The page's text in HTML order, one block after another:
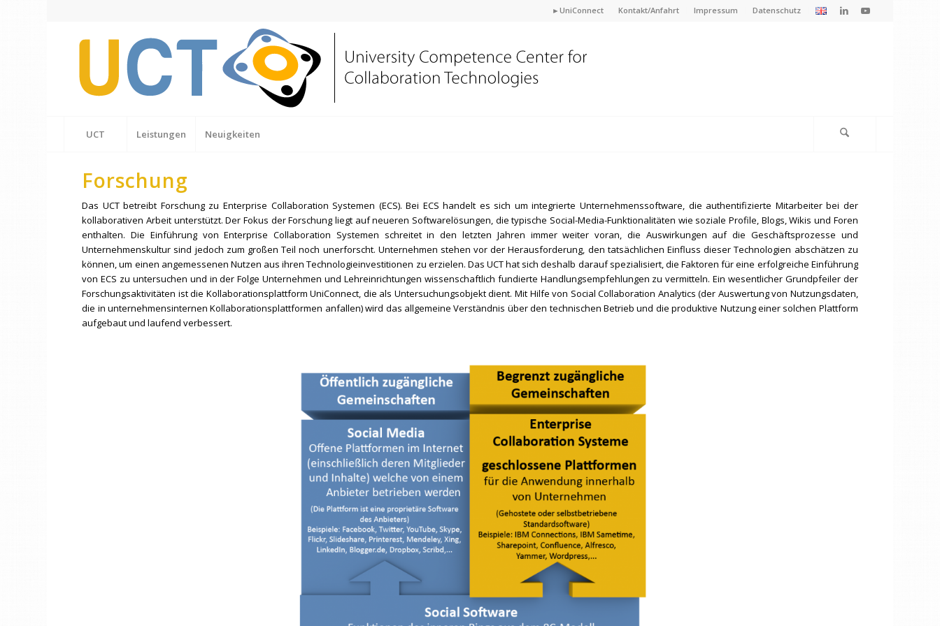
►UniConnect Kontakt/Anfahrt Impressum Datenschutz
UCT Leistungen Neuigkeiten
Forschung
Das UCT betreibt Forschung zu Enterprise Collaboration Systemen (ECS). Bei ECS handelt es sich um integrierte Unternehmenssoftware, die authentifizierte Mitarbeiter bei der
kollaborativen Arbeit unterstützt. Der Fokus der Forschung liegt auf neueren Softwarelösungen, die typische Social-Media-Funktionalitäten wie soziale Profile, Blogs, Wikis und Foren
enthalten. Die Einführung von Enterprise Collaboration Systemen schreitet in den letzten Jahren immer weiter voran, die Auswirkungen auf die Geschäftsprozesse und
Unternehmenskultur sind jedoch zum großen Teil noch unerforscht. Unternehmen stehen vor der Herausforderung, den tatsächlichen Einfluss dieser Technologien abschätzen zu
können, um einen angemessenen Nutzen aus ihren Technologieinvestitionen zu erzielen. Das UCT hat sich deshalb darauf spezialisiert, die Faktoren für eine erfolgreiche Einführung
von ECS zu untersuchen und in der Folge Unternehmen und Lehreinrichtungen wissenschaftlich fundierte Handlungsempfehlungen zu vermitteln. Ein wesentlicher Grundpfeiler der
Forschungsaktivitäten ist die Kollaborationsplattform UniConnect, die als Untersuchungsobjekt dient. Mit Hilfe von Social Collaboration Analytics (der Auswertung von Nutzungsdaten,
die in unternehmensinternen Kollaborationsplattformen anfallen) wird das allgemeine Verständnis über den technischen Betrieb und die produktive Nutzung einer solchen Plattform
aufgebaut und laufend verbessert.